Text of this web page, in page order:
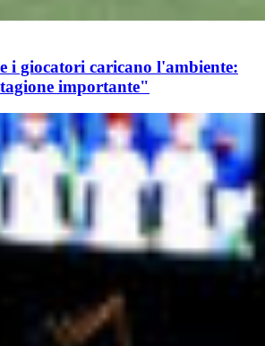
i giocatori caricano l'ambiente:
importante"